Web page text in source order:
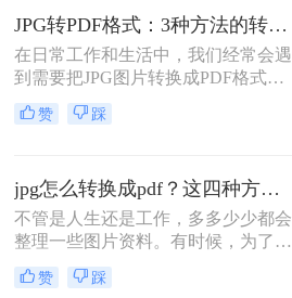
JPG转PDF格式：3种方法的转换速度和画质保留对比！
在日常工作和生活中，我们经常会遇
到需要把JPG图片转换成PDF格式的
需求。无论是为了整理图片资料，将
照片合并成一个文档，还是为了上传
JPG转换成PDF格式呢？本文将为您
介绍几种简单易行的方法，让您能够
轻松完成JPG到PDF的转换。让我们
赞 踩
jpg怎么转换成pdf？这四种方法是最实用的！
不管是人生还是工作，多多少少都会
整理一些图片资料。有时候，为了便
于保存相应的数据，会将jpg怎么转换
成pdf，那么大家对jpg转换pdf文件有
赞 踩